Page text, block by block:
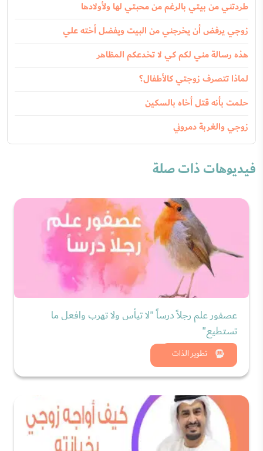
طردتني من بيتي بالرغم من محبتي لها ولأولادها
زوجي يرفض أن يخرجني من البيت ويفضل أخته علي
هذه رسالة مني لكم كي لا تخدعكم المظاهر
لماذا تتصرف زوجتي كالأطفال؟
حلمت بأنه قتل أخاه بالسكين
زوجي والغربة دمروني
فيديوهات ذات صلة
تطوير الذات
عصفور علم رجلاً درساً "لا تيأس ولا تهرب وافعل ما
تستطيع"
شاهد الان